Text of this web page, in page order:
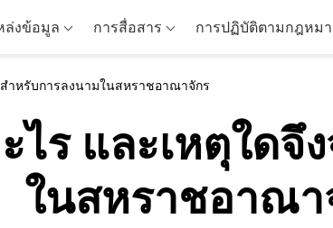
ล่งข้อมูล การสื่อสาร การปฏิบัติตามกฎหม
ำหรับการลงนามในสหราชอาณาจักร
ร และเหตุใดจึ
ในสหราชอาณา